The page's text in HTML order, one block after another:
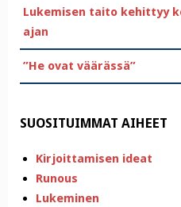
Lukemisen taito kehittyy
ajan
”He ovat väärässä”
SUOSITUIMMAT AIHEET
Kirjoittamisen ideat
Runous
Lukeminen